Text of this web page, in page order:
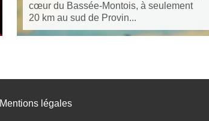
cœur du Bassée-Montois, à seulement
20 km au sud de Provin...
Mentions légales